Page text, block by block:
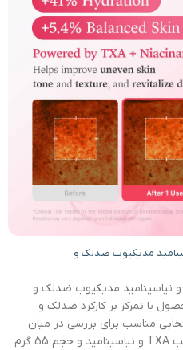
اگر به دنبال خرید کرم کپسولی TXA و نیاسینامید مدیکیوب ضدلک و
این محصول با تمرکز بر کارکرد ضدلک و
مناسب برای بررسی در میان
محصولات مراقبت پوستی است. ترکیب TXA و نیاسینامید و حجم 55 گرم